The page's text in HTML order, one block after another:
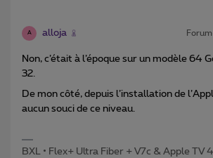
A alloja
Non, c’était à l’époque sur un modèle 64
32.
De mon côté, depuis l’installation de
aucun souci de ce niveau.
BXL • Flex+ Ultra Fiber + V7c & Apple TV